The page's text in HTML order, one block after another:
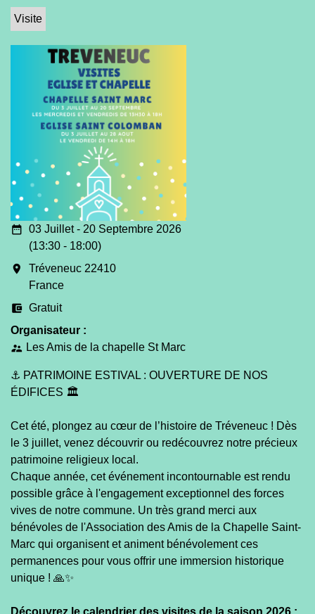
Visite
date_range 03 Juillet - 20 Septembre 2026
(13:30 - 18:00)
room
Tréveneuc 22410
France
account_balance_wallet Gratuit
Organisateur :
supervisor_account Les Amis de la chapelle St Marc
⚓️ PATRIMOINE ESTIVAL : OUVERTURE DE NOS
ÉDIFICES 🏛️
Cet été, plongez au cœur de l’histoire de Tréveneuc ! Dès
le 3 juillet, venez découvrir ou redécouvrez notre précieux
patrimoine religieux local.
Chaque année, cet événement incontournable est rendu
possible grâce à l'engagement exceptionnel des forces
vives de notre commune. Un très grand merci aux
bénévoles de l'Association des Amis de la Chapelle Saint-
Marc qui organisent et animent bénévolement ces
permanences pour vous offrir une immersion historique
unique ! 🙏✨